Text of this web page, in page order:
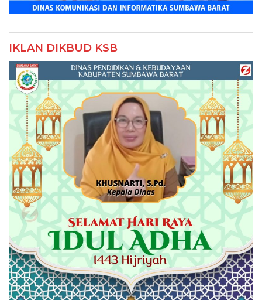
IKLAN DIKBUD KSB